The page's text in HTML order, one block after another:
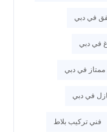
في دبي
في دبي
في دبي
في دبي
فني تركيب بلاط